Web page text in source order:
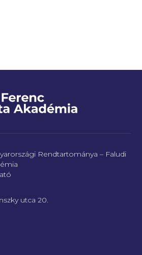
Rendtartománya – Faludi
utca 20.